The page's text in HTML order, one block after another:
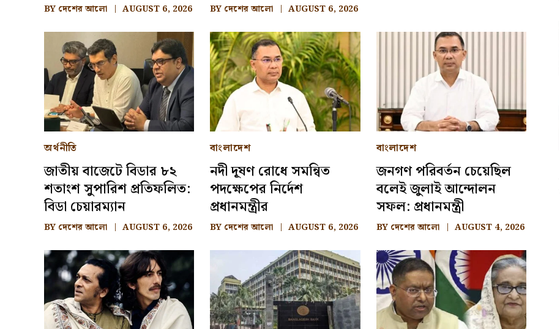
BY দেশের আলো AUGUST 6, 2026 BY দেশের আলো AUGUST 6, 2026
অর্থনীতি
জাতীয় বাজেটে বিডার ৮২
শতাংশ সুপারিশ প্রতিফলিত:
বিডা চেয়ারম্যান
BY দেশের আলো AUGUST 6, 2026
বাংলাদেশ
নদী দূষণ রোধে সমন্বিত
পদক্ষেপের নির্দেশ
প্রধানমন্ত্রীর
BY দেশের আলো AUGUST 6, 2026
বাংলাদেশ
জনগণ পরিবর্তন চেয়েছিল
বলেই জুলাই আন্দোলন
সফল: প্রধানমন্ত্রী
BY দেশের আলো AUGUST 4, 2026